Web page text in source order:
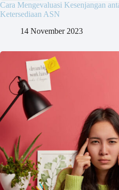
Cara Mengevaluasi Kesenjangan
Ketersediaan ASN
14 November 2023